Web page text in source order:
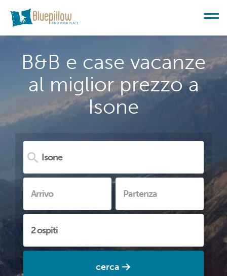
B&B e case vacanze
al miglior prezzo a
Isone
cerca